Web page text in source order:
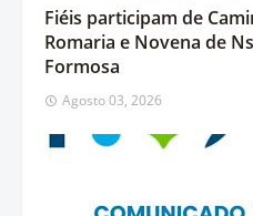
Fiéis participam de
Romaria e Novena de
Formosa
Agosto 03, 2026